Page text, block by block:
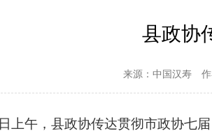
县政协
来源：中国汉寿
日上午，县政协传达贯彻市政协七